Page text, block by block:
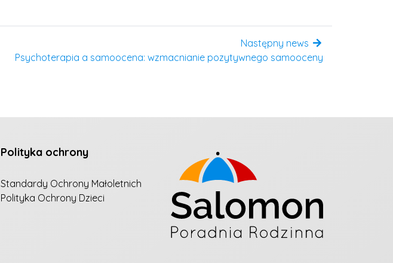
Następny news
Psychoterapia a samoocena: wzmacnianie pozytywnego samooceny
Polityka ochrony
Standardy Ochrony Małoletnich
Polityka Ochrony Dzieci